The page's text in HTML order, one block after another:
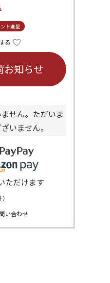
ト進呈
る
お知らせ
せん。ただいま
いません。
ただけます
い合わせ